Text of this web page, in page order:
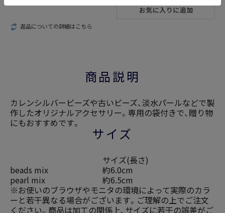
返品についての詳細はこちら
商品説明
カレンシルバービーズや古いビーズ、淡水パールなどで製
作したオリジナルアクセサリー。専用の袋付きで、贈り物
にもおすすめです。
サイズ
サイズ(長さ)
beads mix
約6.0cm
pearl mix
約6.5cm
※お使いのブラウザやモニタの環境によって実際のカラ
ーと若干異なる場合がございます。ご理解の上でご注文
ください。商品は加工の関係上、サイズに若干の誤差がご